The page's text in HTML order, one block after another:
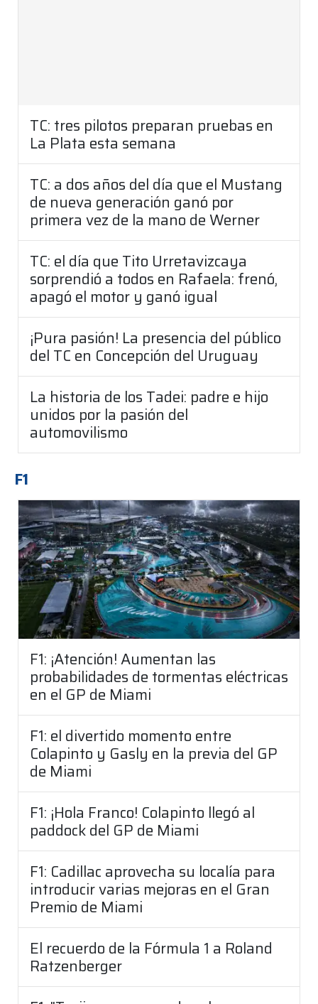
TC: tres pilotos preparan pruebas en
La Plata esta semana
TC: a dos años del día que el Mustang
de nueva generación ganó por
primera vez de la mano de Werner
TC: el día que Tito Urretavizcaya
sorprendió a todos en Rafaela: frenó,
apagó el motor y ganó igual
¡Pura pasión! La presencia del público
del TC en Concepción del Uruguay
La historia de los Tadei: padre e hijo
unidos por la pasión del
automovilismo
F1
F1: ¡Atención! Aumentan las
probabilidades de tormentas eléctricas
en el GP de Miami
F1: el divertido momento entre
Colapinto y Gasly en la previa del GP
de Miami
F1: ¡Hola Franco! Colapinto llegó al
paddock del GP de Miami
F1: Cadillac aprovecha su localía para
introducir varias mejoras en el Gran
Premio de Miami
El recuerdo de la Fórmula 1 a Roland
Ratzenberger